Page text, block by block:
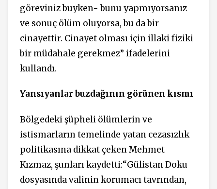
göreviniz buyken- bunu yapmıyorsanız
ve sonuç ölüm oluyorsa, bu da bir
cinayettir. Cinayet olması için illaki fiziki
bir müdahale gerekmez” ifadelerini
kullandı.
Yansıyanlar buzdağının görünen kısmı
Bölgedeki şüpheli ölümlerin ve
istismarların temelinde yatan cezasızlık
politikasına dikkat çeken Mehmet
Kızmaz, şunları kaydetti:“Gülistan Doku
dosyasında valinin korumacı tavrından,